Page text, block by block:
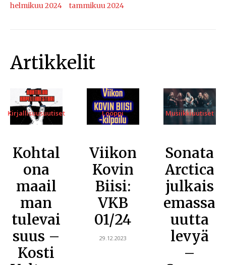
helmikuu 2024
tammikuu 2024
Artikkelit
Kirjallisuusuutiset
Kohtal
ona
maail
man
tulevai
suus –
Kosti
Lööppi
Viikon
Kovin
Biisi:
VKB
01/24
29.12.2023
Musiikkiuutiset
Sonata
Arctica
julkais
emassa
uutta
levyä
–